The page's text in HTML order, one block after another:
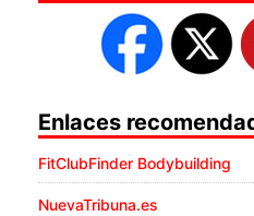
Enlaces
FitClubFinder Bodybuilding
NuevaTribuna.es